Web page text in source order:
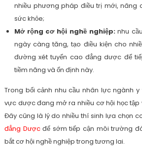
nhiều phương pháp điều trị mới, nâng
sức khỏe;
Mở rộng cơ hội nghề nghiệp:nhu
ngày càng tăng, tạo điều kiện cho
đường xét tuyển cao đẳng dược để
tiềm năng và ổn định này.
Trong bối cảnh nhu cầu nhân lực ngành
vực dược đang mở ra nhiều cơ hội học tập
Đây cũng là lý do nhiều thí sinh lựa chọn
đẳng Dượcđể sớm tiếp cận môi trường
bắt cơ hội nghề nghiệp trong tương lai.